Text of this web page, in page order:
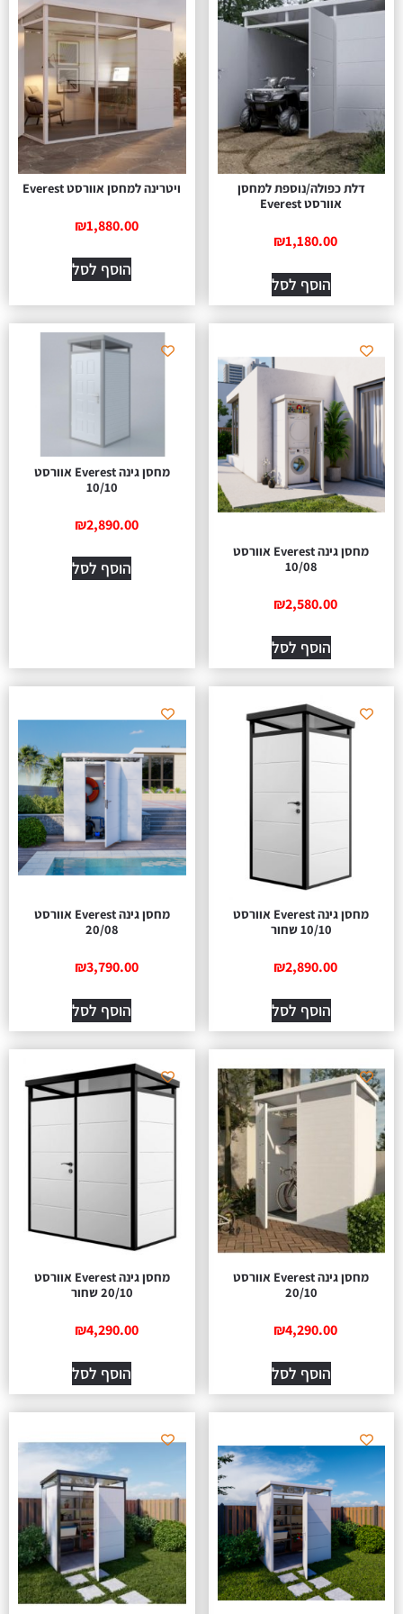
דלת כפולה/נוספת למחסן
אוורסט Everest
₪1,180.00
הוסף לסל
ויטרינה למחסן אוורסט Everest
₪1,880.00
הוסף לסל
מחסן גינה Everest אוורסט
10/08
₪2,580.00
הוסף לסל
מחסן גינה Everest אוורסט
10/10
₪2,890.00
הוסף לסל
מחסן גינה Everest אוורסט
10/10 שחור
₪2,890.00
הוסף לסל
מחסן גינה Everest אוורסט
20/08
₪3,790.00
הוסף לסל
מחסן גינה Everest אוורסט
20/10
₪4,290.00
הוסף לסל
מחסן גינה Everest אוורסט
20/10 שחור
₪4,290.00
הוסף לסל